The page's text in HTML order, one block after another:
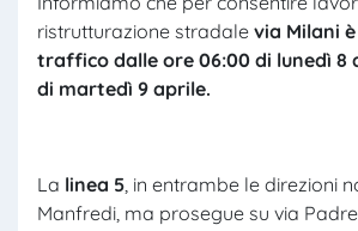
ristrutturazione stradale via Milani
traffico dalle ore 06:00 di lunedì 8
di martedì 9 aprile.
La linea 5, in entrambe le direzioni
Manfredi, ma prosegue su via